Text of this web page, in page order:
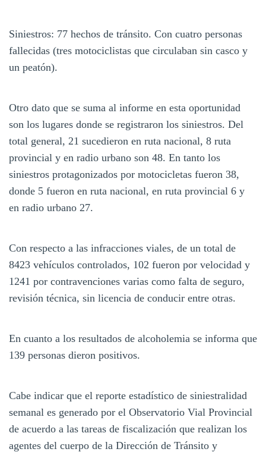
Siniestros: 77 hechos de tránsito. Con cuatro personas
fallecidas (tres motociclistas que circulaban sin casco y
un peatón).
Otro dato que se suma al informe en esta oportunidad
son los lugares donde se registraron los siniestros. Del
total general, 21 sucedieron en ruta nacional, 8 ruta
provincial y en radio urbano son 48. En tanto los
siniestros protagonizados por motocicletas fueron 38,
donde 5 fueron en ruta nacional, en ruta provincial 6 y
en radio urbano 27.
Con respecto a las infracciones viales, de un total de
8423 vehículos controlados, 102 fueron por velocidad y
1241 por contravenciones varias como falta de seguro,
revisión técnica, sin licencia de conducir entre otras.
En cuanto a los resultados de alcoholemia se informa que
139 personas dieron positivos.
Cabe indicar que el reporte estadístico de siniestralidad
semanal es generado por el Observatorio Vial Provincial
de acuerdo a las tareas de fiscalización que realizan los
agentes del cuerpo de la Dirección de Tránsito y